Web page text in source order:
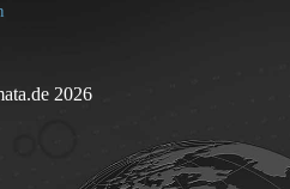
2026